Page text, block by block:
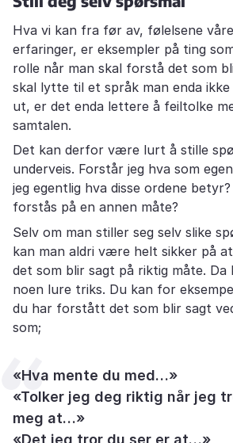
Hva vi kan fra før av, følelsene
erfaringer, er eksempler på ting
rolle når man skal forstå det som
skal lytte til et språk man enda
ut, er det enda lettere å feiltolke
samtalen.
Det kan derfor være lurt å stille
underveis. Forstår jeg hva som
jeg egentlig hva disse ordene
forstås på en annen måte?
Selv om man stiller seg selv slike
kan man aldri være helt sikker på
det som blir sagt på riktig måte. Da
noen lure triks. Du kan for
du har forstått det som blir sagt
som;
«Hva mente du med…»
«Tolker jeg deg riktig når jeg
meg at…»